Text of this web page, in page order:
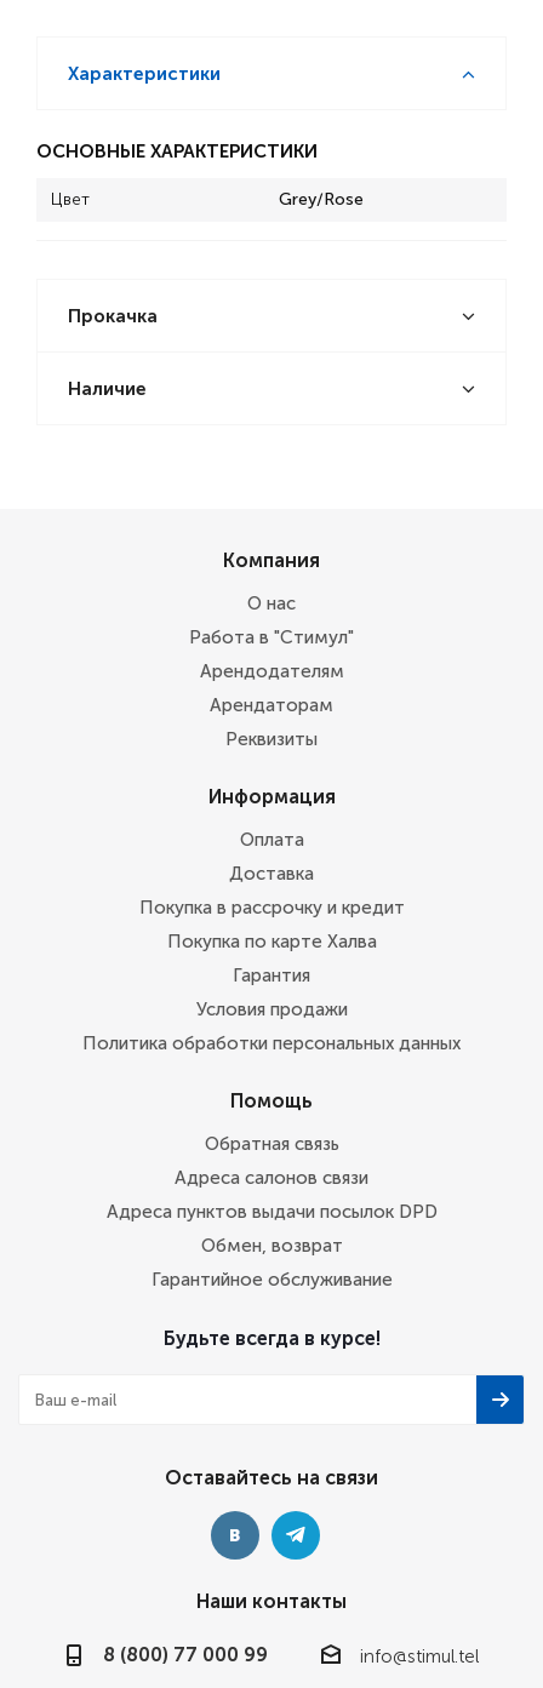
Характеристики
ОСНОВНЫЕ ХАРАКТЕРИСТИКИ
Цвет Grey/Rose
Прокачка
Наличие
Компания
О нас
Работа в "Стимул"
Арендодателям
Арендаторам
Реквизиты
Информация
Оплата
Доставка
Покупка в рассрочку и кредит
Покупка по карте Халва
Гарантия
Условия продажи
Политика обработки персональных данных
Помощь
Обратная связь
Адреса салонов связи
Адреса пунктов выдачи посылок DPD
Обмен, возврат
Гарантийное обслуживание
Будьте всегда в курсе!
Оставайтесь на связи
Наши контакты
8 (800) 77 000 99 info@stimul.tel